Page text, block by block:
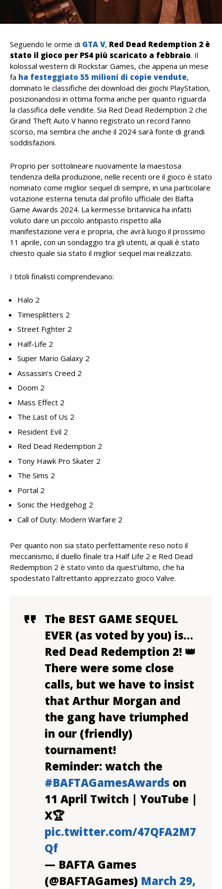
Seguendo le orme di GTA V, Red Dead Redemption 2 è
stato il gioco per PS4 più scaricato a febbraio. Il
kolossal western di Rockstar Games, che appena un mese
fa ha festeggiato 55 milioni di copie vendute,
dominato le classifiche dei download dei giochi PlayStation,
posizionandosi in ottima forma anche per quanto riguarda
la classifica delle vendite. Sia Red Dead Redemption 2 che
Grand Theft Auto V hanno registrato un record l’anno
scorso, ma sembra che anche il 2024 sarà fonte di grandi
soddisfazioni.
Proprio per sottolineare nuovamente la maestosa
tendenza della produzione, nelle recenti ore il gioco è stato
nominato come miglior sequel di sempre, in una particolare
votazione esterna tenuta dal profilo ufficiale dei Bafta
Game Awards 2024. La kermesse britannica ha infatti
voluto dare un piccolo antipasto rispetto alla
manifestazione vera e propria, che avrà luogo il prossimo
11 aprile, con un sondaggio tra gli utenti, ai quali è stato
chiesto quale sia stato il miglior sequel mai realizzato.
I titoli finalisti comprendevano:
Halo 2
Timesplitters 2
Street Fighter 2
Half-Life 2
Super Mario Galaxy 2
Assassin’s Creed 2
Doom 2
Mass Effect 2
The Last of Us 2
Resident Evil 2
Red Dead Redemption 2
Tony Hawk Pro Skater 2
The Sims 2
Portal 2
Sonic the Hedgehog 2
Call of Duty: Modern Warfare 2
Per quanto non sia stato perfettamente reso noto il
meccanismo, il duello finale tra Half Life 2 e Red Dead
Redemption 2 è stato vinto da quest’ultimo, che ha
spodestato l’altrettanto apprezzato gioco Valve.
The BEST GAME SEQUEL
EVER (as voted by you) is…
Red Dead Redemption 2! 👑
There were some close
calls, but we have to insist
that Arthur Morgan and
the gang have triumphed
in our (friendly)
tournament!
Reminder: watch the
#BAFTAGamesAwards on
11 April Twitch | YouTube |
X🏆
pic.twitter.com/47QFA2M7
Qf
— BAFTA Games
(@BAFTAGames) March 29,